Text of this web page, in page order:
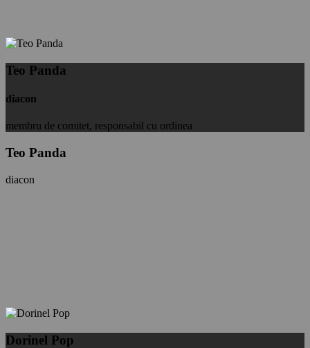
Teo Panda
diacon
membru de comitet, responsabil cu ordinea
Teo Panda
diacon
Dorinel Pop